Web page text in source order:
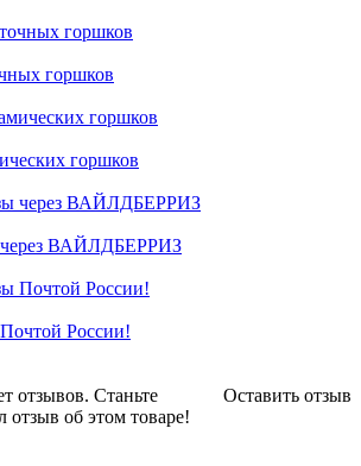
горшков
горшков
через ВАЙЛДБЕРРИЗ
России!
Оставить отзыв
отзывов. Станьте
отзыв об этом товаре!